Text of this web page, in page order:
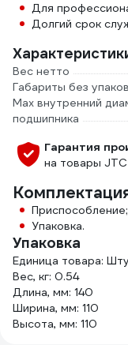
Для
Долгий срок
Вес нетто
Габариты без
Мах внутренний
подшипника
Гарантия
на товары JTC
Приспособление;
Упаковка.
Упаковка
Единица товара:
Вес, кг: 0.54
Длина, мм: 140
Ширина, мм: 110
Высота, мм: 110